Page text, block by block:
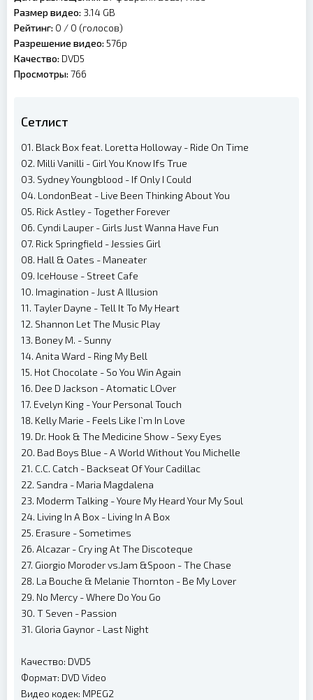
Размер видео: 3.14 GB
Рейтинг: 0 / 0 (голосов)
Разрешение видео: 576p
Качество: DVD5
Просмотры: 766
Сетлист
01. Black Box feat. Loretta Holloway - Ride On Time
02. Milli Vanilli - Girl You Know Ifs True
03. Sydney Youngblood - If Only I Could
04. LondonBeat - Live Been Thinking About You
05. Rick Astley - Together Forever
06. Cyndi Lauper - Girls Just Wanna Have Fun
07. Rick Springfield - Jessies Girl
08. Hall & Oates - Maneater
09. IceHouse - Street Cafe
10. Imagination - Just A Illusion
11. Tayler Dayne - Tell It To My Heart
12. Shannon Let The Music Play
13. Boney M. - Sunny
14. Anita Ward - Ring My Bell
15. Hot Chocolate - So You Win Again
16. Dee D Jackson - Atomatic LOver
17. Evelyn King - Your Personal Touch
18. Kelly Marie - Feels Like I`m In Love
19. Dr. Hook & The Medicine Show - Sexy Eyes
20. Bad Boys Blue - A World Without You Michelle
21. C.C. Catch - Backseat Of Your Cadillac
22. Sandra - Maria Magdalena
23. Moderm Talking - Youre My Heard Your My Soul
24. Living In A Box - Living In A Box
25. Erasure - Sometimes
26. Alcazar - Cry ing At The Discoteque
27. Giorgio Moroder vs.Jam &Spoon - The Chase
28. La Bouche & Melanie Thornton - Be My Lover
29. No Mercy - Where Do You Go
30. T Seven - Passion
31. Gloria Gaynor - Last Night
Качество: DVD5
Формат: DVD Video
Видео кодек: MPEG2